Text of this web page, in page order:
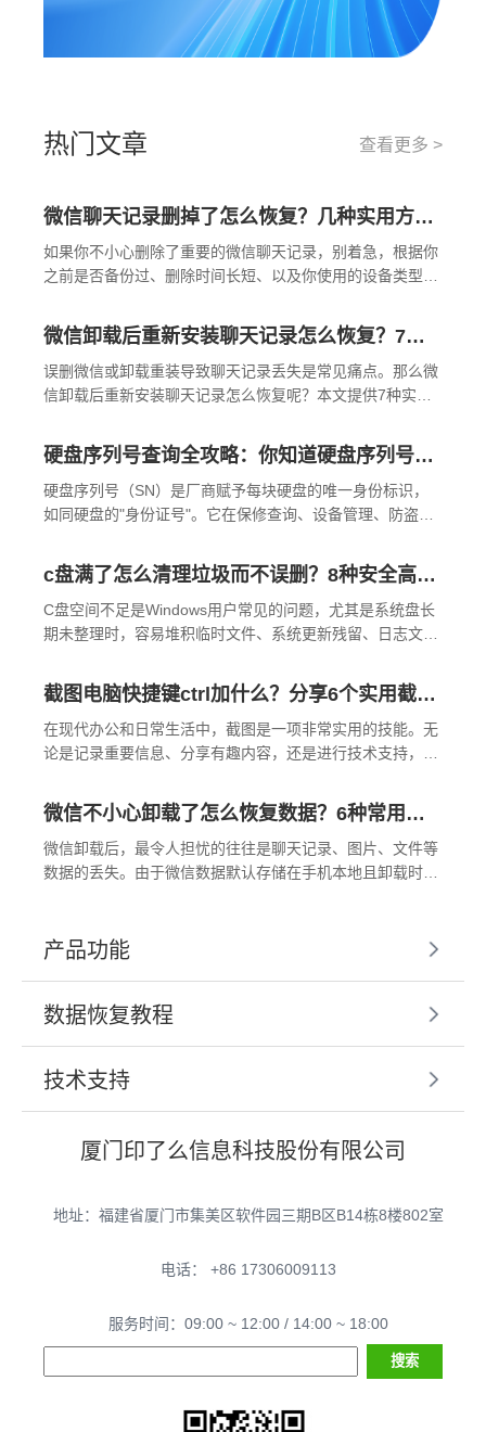
热门文章 查看更多 >
微信聊天记录删掉了怎么恢复？几种实用方法详解！
如果你不小心删除了重要的微信聊天记录，别着急，根据你
之前是否备份过、删除时间长短、以及你使用的设备类型，
怎么恢复呢？下面我按照恢复概率从高到低，结合具体操作
步骤，整理出一套系统、实用的方案。
微信卸载后重新安装聊天记录怎么恢复？7种实测有效的恢复方案详解！
误删微信或卸载重装导致聊天记录丢失是常见痛点。那么微
信卸载后重新安装聊天记录怎么恢复呢？本文提供7种实测
成功率对比表和操作流程图。
硬盘序列号查询全攻略：你知道硬盘序列号怎么查吗？
硬盘序列号（SN）是厂商赋予每块硬盘的唯一身份标识，
如同硬盘的"身份证号"。它在保修查询、设备管理、防盗追
同系统下查询硬盘序列号的常用方法。
c盘满了怎么清理垃圾而不误删？8种安全高效的方法详解+误删恢复指南！
C盘空间不足是Windows用户常见的问题，尤其是系统盘长
期未整理时，容易堆积临时文件、系统更新残留、日志文件
数据。那么c盘满了怎么清理垃圾而不误删呢？以下是针对C
盘空间不足的安全清理指南，涵盖8种亲测有效的方法，严
格规避系统文件误删风险，并附带长效管理策略。
截图电脑快捷键ctrl加什么？分享6个实用截图方法！
在现代办公和日常生活中，截图是一项非常实用的技能。无
论是记录重要信息、分享有趣内容，还是进行技术支持，截
多种截图的方法，其中结合Ctrl键的快捷组合尤其受到用户
的喜爱，因为它们既快速又方便。那么截图电脑快捷键ctrl
加什么呢？本文将详细介绍六个常用的Ctrl组合键截图方
法。
微信不小心卸载了怎么恢复数据？6种常用方法详解！
微信卸载后，最令人担忧的往往是聊天记录、图片、文件等
数据的丢失。由于微信数据默认存储在手机本地且卸载时可
据呢？本文将介绍分安卓和iOS系统介绍常用恢复方法，并
产品功能
数据恢复教程
技术支持
厦门印了么信息科技股份有限公司
地址：福建省厦门市集美区软件园三期B区B14栋8楼802室
电话： +86 17306009113
服务时间：09:00 ~ 12:00 / 14:00 ~ 18:00